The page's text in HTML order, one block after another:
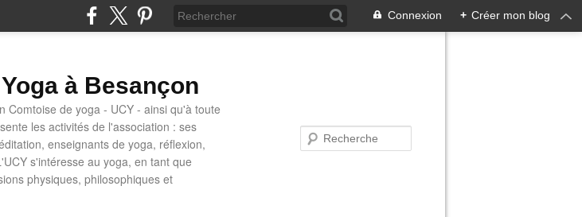
Connexion + Créer mon blog
à Besançon
Comtoise de yoga - UCY - ainsi qu'à toute
les activités de l'association : ses
enseignants de yoga, réflexion,
s'intéresse au yoga, en tant que
physiques, philosophiques et